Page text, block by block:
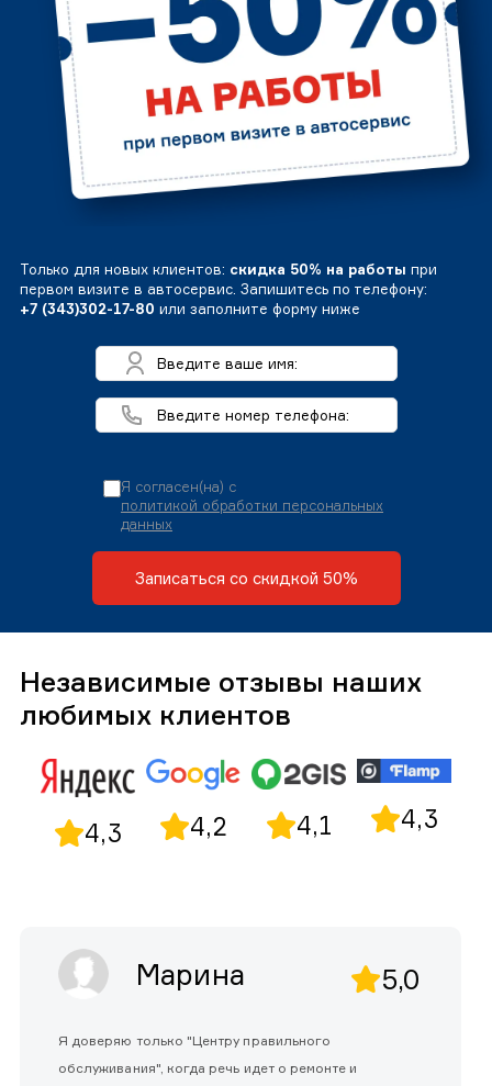
Только для новых клиентов: скидка 50% на работы при
первом визите в автосервис. Запишитесь по телефону:
+7 (343)302-17-80 или заполните форму ниже
Я согласен(на) с
политикой обработки персональных
данных
Записаться со скидкой 50%
Независимые отзывы наших
любимых клиентов
4,3 4,2 4,1 4,3
Марина 5,0
Я доверяю только "Центру правильного
обслуживания", когда речь идет о ремонте и